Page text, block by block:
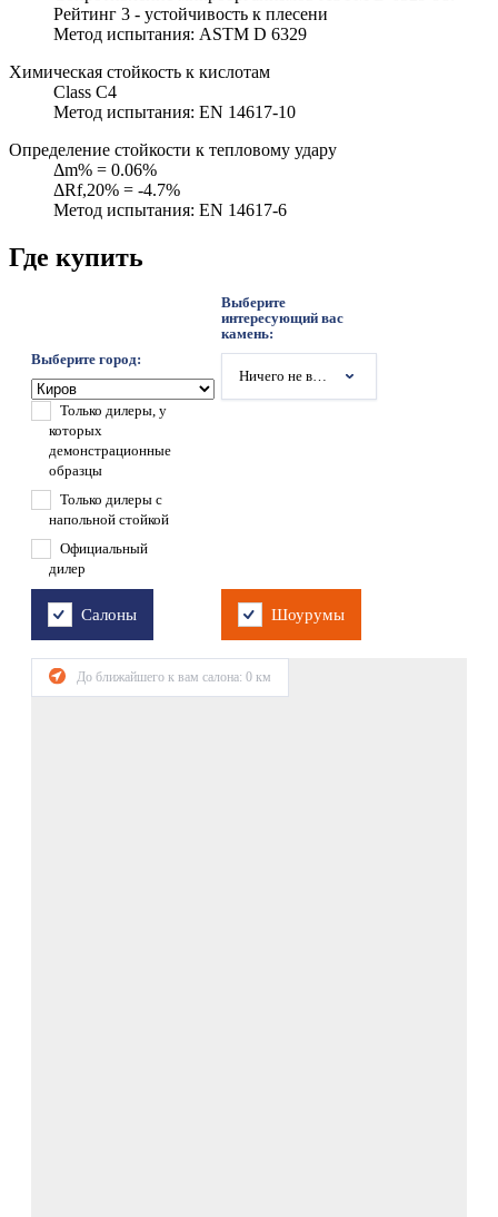
Рейтинг 3 - устойчивость к плесени
Метод испытания: ASTM D 6329
Химическая стойкость к кислотам
Class C4
Метод испытания: EN 14617-10
Определение стойкости к тепловому удару
Δm% = 0.06%
ΔRf,20% = -4.7%
Метод испытания: EN 14617-6
Где купить
Выберите город:
Выберите
интересующий вас
камень:
Ничего не выбрано
Только дилеры, у
которых
демонстрационные
образцы
Только дилеры с
напольной стойкой
Официальный
дилер
Салоны Шоурумы
До ближайшего к вам салона: 0 км